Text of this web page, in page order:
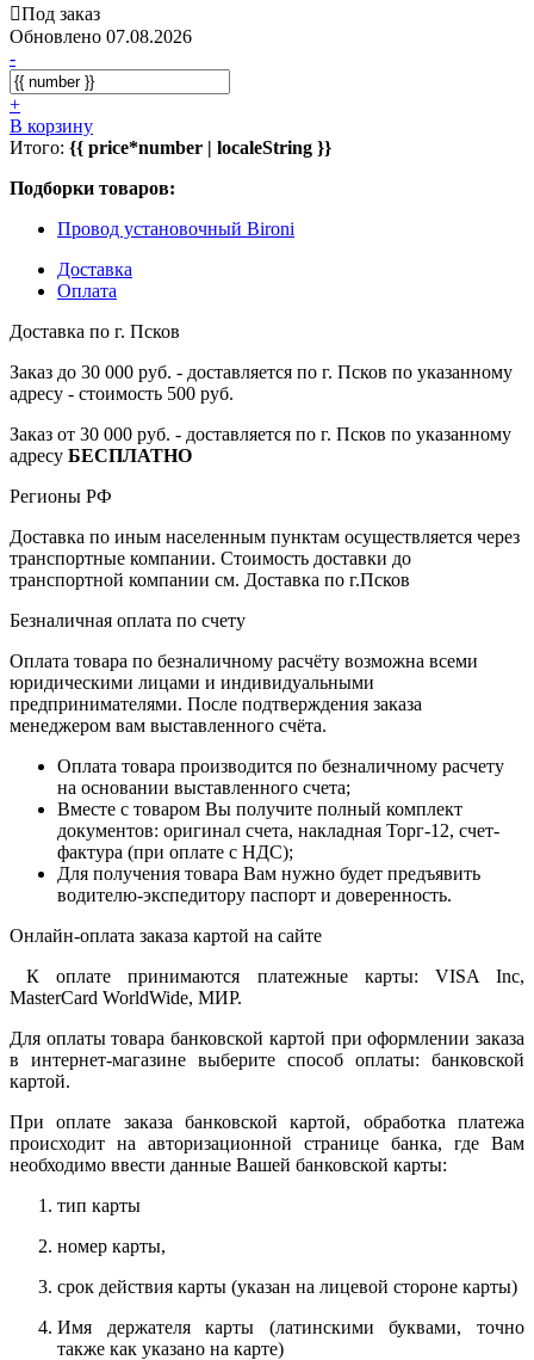
Под заказ
Обновлено 07.08.2026
-
+
В корзину
Итого: {{ price*number | localeString }}
Подборки товаров:
Провод установочный Bironi
Доставка
Оплата
Доставка по г. Псков
Заказ до 30 000 руб. - доставляется по г. Псков по указанному
адресу - стоимость 500 руб.
Заказ от 30 000 руб. - доставляется по г. Псков по указанному
адресу БЕСПЛАТНО
Регионы РФ
Доставка по иным населенным пунктам осуществляется через
транспортные компании. Стоимость доставки до
транспортной компании см. Доставка по г.Псков
Безналичная оплата по счету
Оплата товара по безналичному расчёту возможна всеми
юридическими лицами и индивидуальными
предпринимателями. После подтверждения заказа
менеджером вам выставленного счёта.
Оплата товара производится по безналичному расчету
на основании выставленного счета;
Вместе с товаром Вы получите полный комплект
документов: оригинал счета, накладная Торг-12, счет-
фактура (при оплате с НДС);
Для получения товара Вам нужно будет предъявить
водителю-экспедитору паспорт и доверенность.
Онлайн-оплата заказа картой на сайте
К оплате принимаются платежные карты: VISA Inc,
MasterCard WorldWide, МИР.
Для оплаты товара банковской картой при оформлении заказа
в интернет-магазине выберите способ оплаты: банковской
картой.
При оплате заказа банковской картой, обработка платежа
происходит на авторизационной странице банка, где Вам
необходимо ввести данные Вашей банковской карты:
тип карты
номер карты,
срок действия карты (указан на лицевой стороне карты)
Имя держателя карты (латинскими буквами, точно
также как указано на карте)